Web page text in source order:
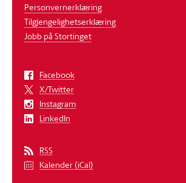
Personvernerklæring
Tilgjengelighetserklæring
Jobb på Stortinget
Facebook
X/Twitter
Instagram
LinkedIn
RSS
Kalender (iCal)